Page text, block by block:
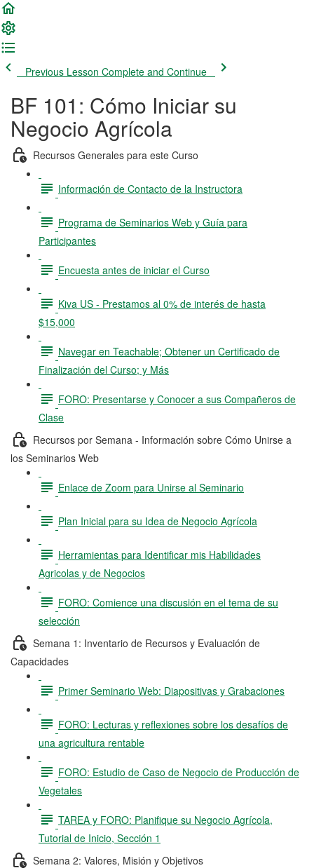
Previous Lesson Complete and Continue
BF 101: Cómo Iniciar su
Negocio Agrícola
Recursos Generales para este Curso
Información de Contacto de la Instructora
Programa de Seminarios Web y Guía para
Participantes
Encuesta antes de iniciar el Curso
Kiva US - Prestamos al 0% de interés de hasta
$15,000
Navegar en Teachable; Obtener un Certificado de
Finalización del Curso; y Más
FORO: Presentarse y Conocer a sus Compañeros de
Clase
Recursos por Semana - Información sobre Cómo Unirse a
los Seminarios Web
Enlace de Zoom para Unirse al Seminario
Plan Inicial para su Idea de Negocio Agrícola
Herramientas para Identificar mis Habilidades
Agricolas y de Negocios
FORO: Comience una discusión en el tema de su
selección
Semana 1: Inventario de Recursos y Evaluación de
Capacidades
Primer Seminario Web: Diapositivas y Grabaciones
FORO: Lecturas y reflexiones sobre los desafíos de
una agricultura rentable
FORO: Estudio de Caso de Negocio de Producción de
Vegetales
TAREA y FORO: Planifique su Negocio Agrícola,
Tutorial de Inicio, Sección 1
Semana 2: Valores, Misión y Objetivos